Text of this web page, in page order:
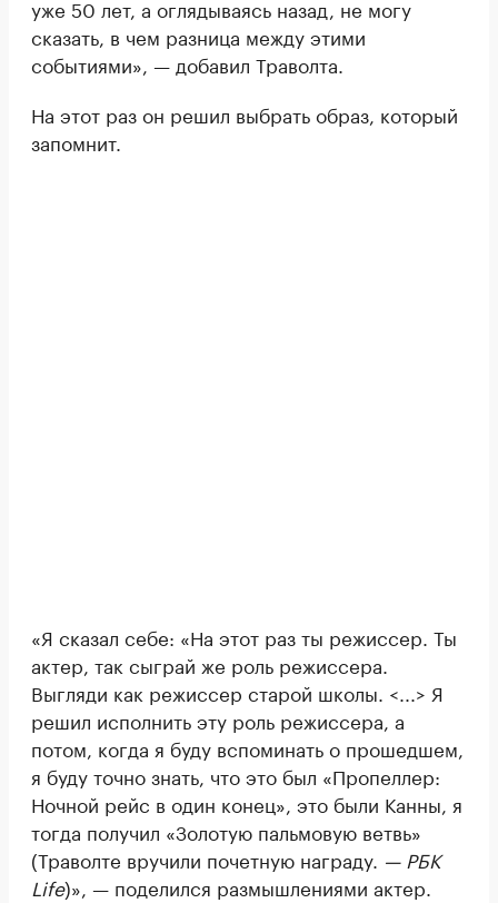
уже 50 лет, а оглядываясь назад, не могу
сказать, в чем разница между этими
событиями», — добавил Траволта.
На этот раз он решил выбрать образ, который
запомнит.
«Я сказал себе: «На этот раз ты режиссер. Ты
актер, так сыграй же роль режиссера.
Выгляди как режиссер старой школы. <...> Я
решил исполнить эту роль режиссера, а
потом, когда я буду вспоминать о прошедшем,
я буду точно знать, что это был «Пропеллер:
Ночной рейс в один конец», это были Канны, я
тогда получил «Золотую пальмовую ветвь»
(Траволте вручили почетную награду. — РБК
Life)», — поделился размышлениями актер.